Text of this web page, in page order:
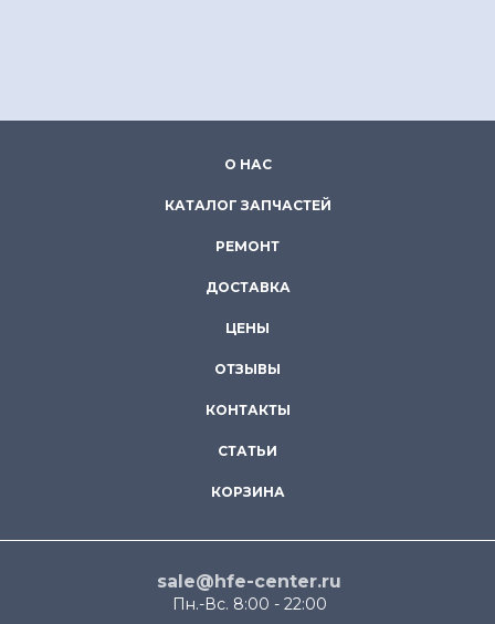
О НАС
КАТАЛОГ ЗАПЧАСТЕЙ
РЕМОНТ
ДОСТАВКА
ЦЕНЫ
ОТЗЫВЫ
КОНТАКТЫ
СТАТЬИ
КОРЗИНА
sale@hfe-center.ru
Пн.-Вс. 8:00 - 22:00